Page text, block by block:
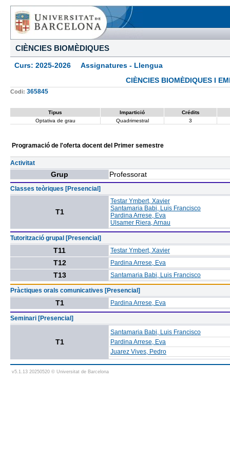
CIÈNCIES BIOMÈDIQUES
Curs: 2025-2026 Assignatures - Llengua
CIÈNCIES BIOMÈDIQUES I
Codi: 365845
Tipus Impartició
Crédits
Optativa de grau
Quadrimestral 3
Programació de l'oferta docent del Primer semestre
Activitat
Grup Professorat
Classes teòriques [Presencial]
T1
Testar Ymbert, Xavier
Santamaria Babi, Luis Francisco
Pardina Arrese, Eva
Ulsamer Riera, Arnau
Tutorització grupal [Presencial]
T11 Testar Ymbert, Xavier
T12 Pardina Arrese, Eva
T13 Santamaria Babi, Luis Francisco
Pràctiques orals comunicatives [Presencial]
T1 Pardina Arrese, Eva
Seminari [Presencial]
T1
Santamaria Babi, Luis Francisco
Pardina Arrese, Eva
Juarez Vives, Pedro
v5.1.13 20250520 © Universitat de Barcelona